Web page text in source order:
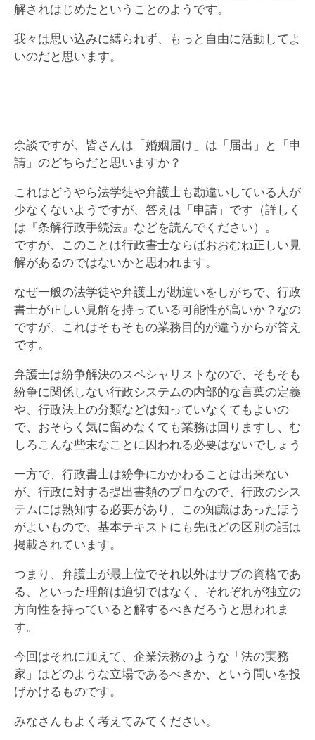
解されはじめたということのようです。
我々は思い込みに縛られず、もっと自由に活動してよ
いのだと思います。
余談ですが、皆さんは「婚姻届け」は「届出」と「申
請」のどちらだと思いますか？
これはどうやら法学徒や弁護士も勘違いしている人が
少なくないようですが、答えは「申請」です（詳しく
は『条解行政手続法』などを読んでください）。
ですが、このことは行政書士ならばおおむね正しい見
解があるのではないかと思われます。
なぜ一般の法学徒や弁護士が勘違いをしがちで、行政
書士が正しい見解を持っている可能性が高いか？なの
ですが、これはそもそもの業務目的が違うからが答え
です。
弁護士は紛争解決のスペシャリストなので、そもそも
紛争に関係しない行政システムの内部的な言葉の定義
や、行政法上の分類などは知っていなくてもよいの
で、おそらく気に留めなくても業務は回りますし、む
しろこんな些末なことに囚われる必要はないでしょう
一方で、行政書士は紛争にかかわることは出来ない
が、行政に対する提出書類のプロなので、行政のシス
テムには熟知する必要があり、この知識はあったほう
がよいもので、基本テキストにも先ほどの区別の話は
掲載されています。
つまり、弁護士が最上位でそれ以外はサブの資格であ
る、といった理解は適切ではなく、それぞれが独立の
方向性を持っていると解するべきだろうと思われま
す。
今回はそれに加えて、企業法務のような「法の実務
家」はどのような立場であるべきか、という問いを投
げかけるものです。
みなさんもよく考えてみてください。